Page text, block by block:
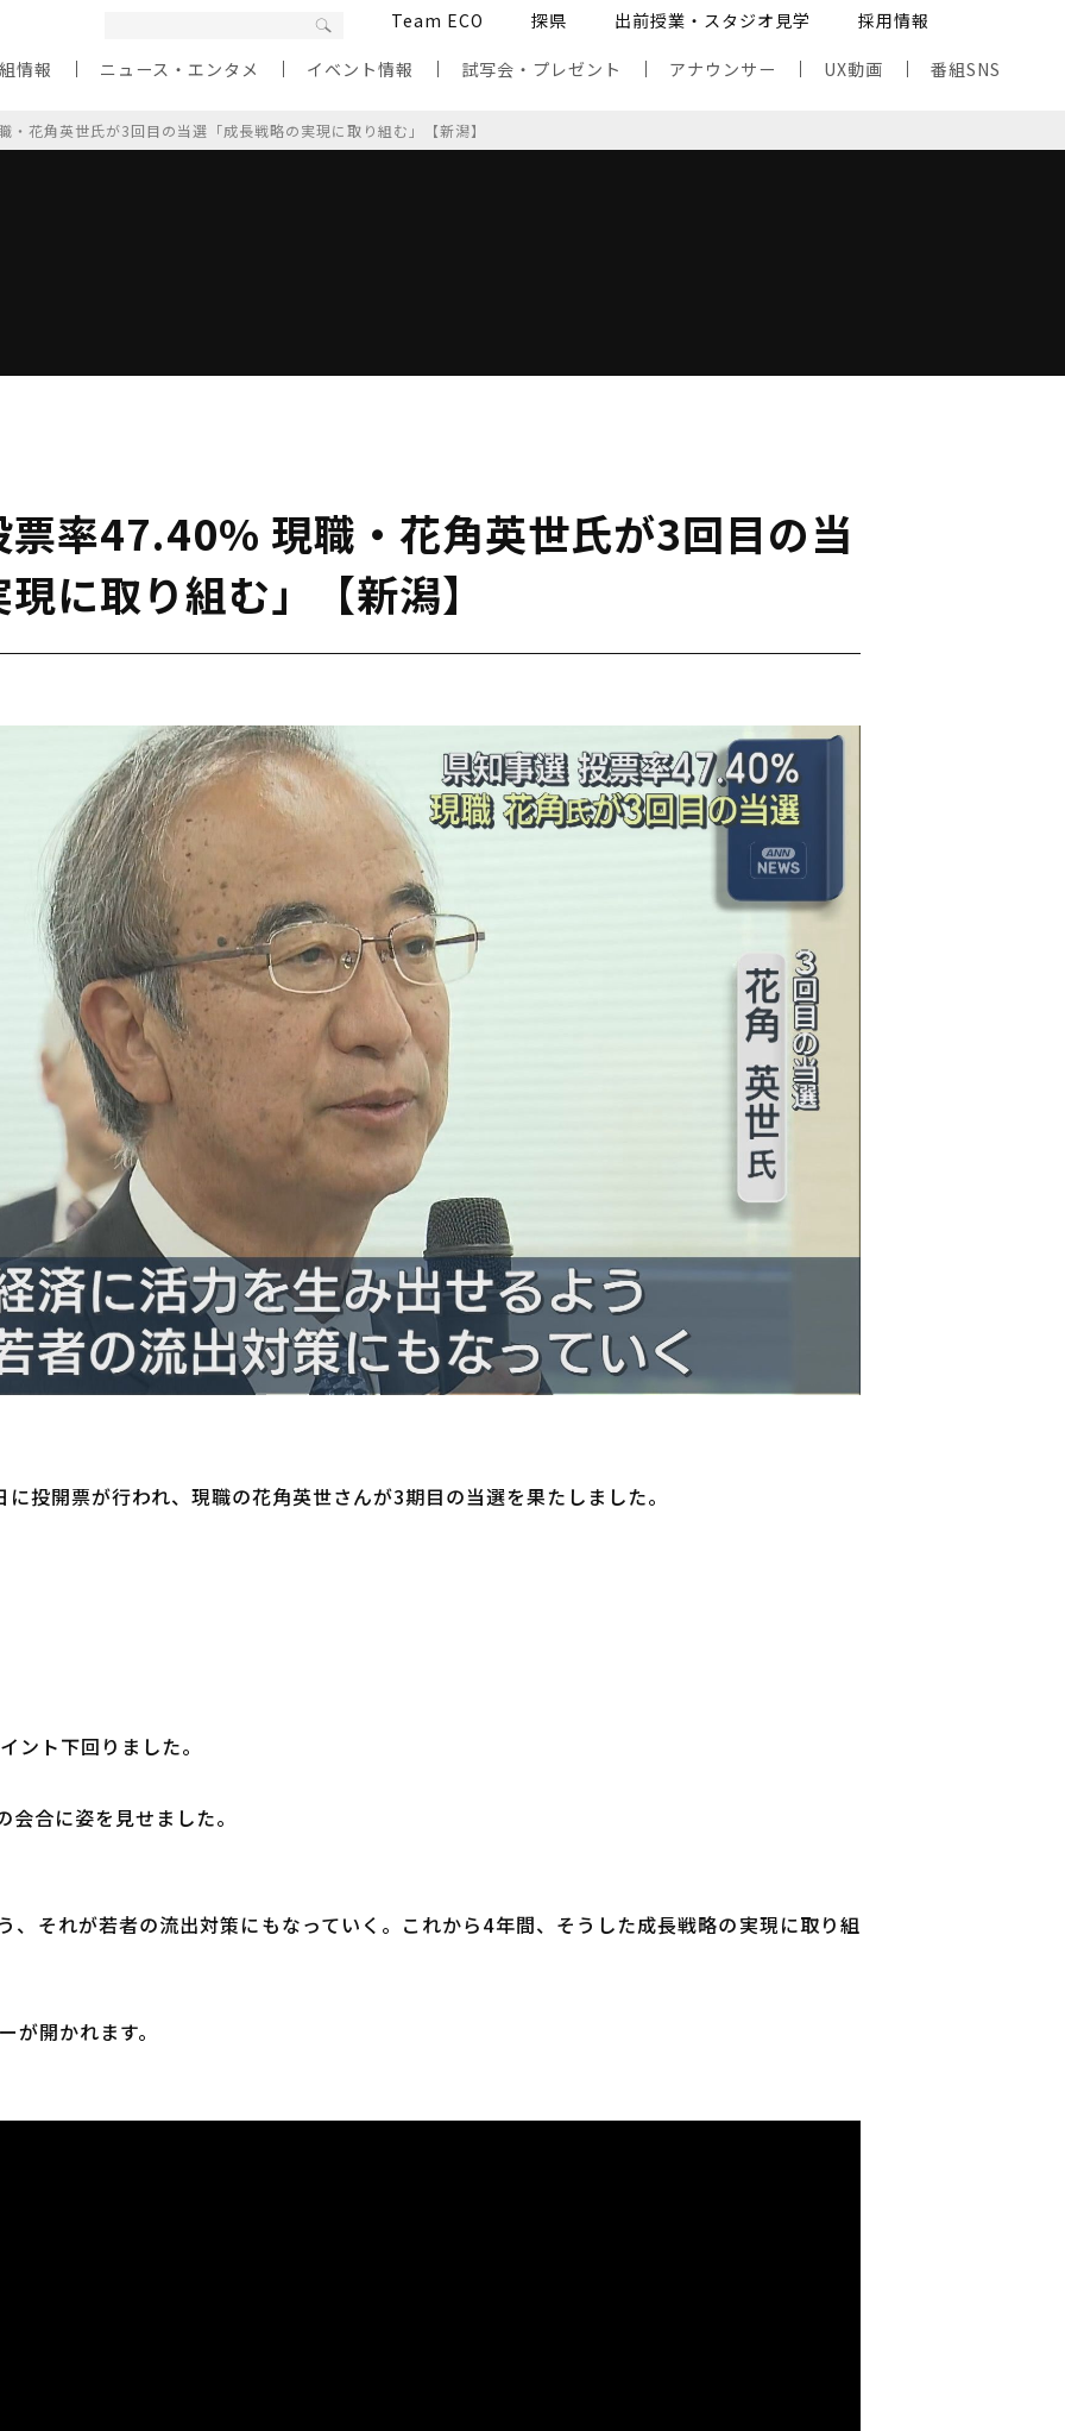
Team ECO 探県 出前授業・スタジオ見学 採用情報
情報 ニュース・エンタメ イベント情報 試写会・プレゼント アナウンサー UX動画 番組SNS
花角英世氏が3回目の当選「成長戦略の実現に取り組む」【新潟】
率47.40% 現職・花角英世氏が3回目の当
に取り組む」【新潟】
投開票が行われ、現職の花角英世さんが3期目の当選を果たしました。
ント下回りました。
合に姿を見せました。
、それが若者の流出対策にもなっていく。これから4年間、そうした成長戦略の実現に取り組
開かれます。